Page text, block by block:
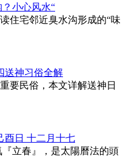
小心风水“
住宅邻近臭水沟形成的“味
送神习俗全解
要民俗，本文详解送神日
酉日 十二月十七
『立春』，是太陽曆法的頭